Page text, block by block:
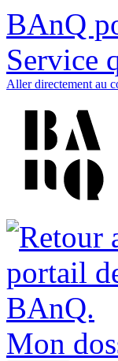
BAnQ
Service
Aller directement au
Mon